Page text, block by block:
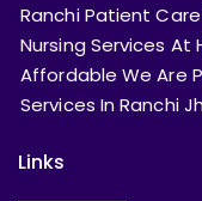
Ranchi Patient
Nursing Services At
Affordable We Are
Services In Ranchi
Links